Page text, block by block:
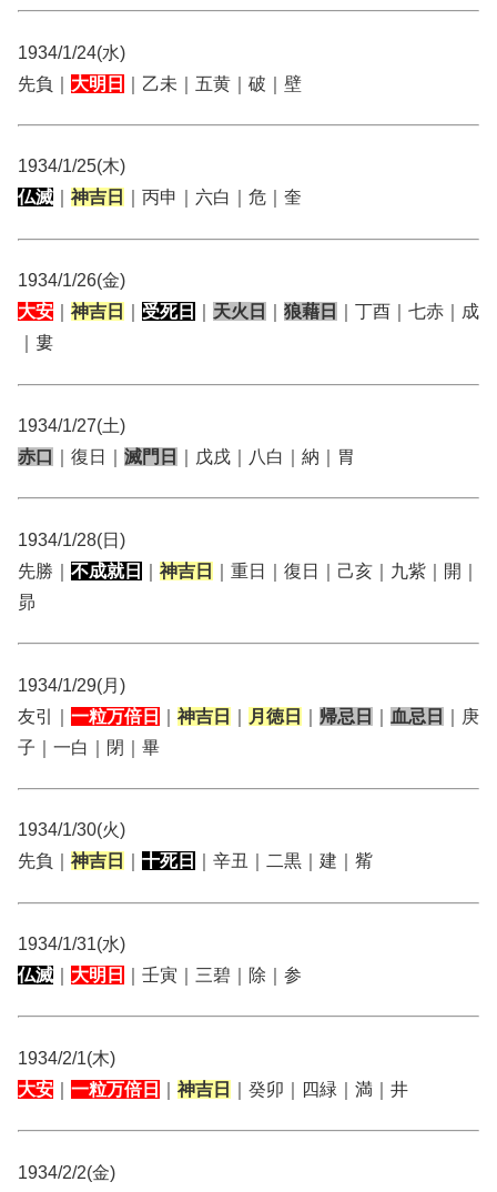
1934/1/24(水)
先負｜ 大明日 ｜乙未｜五黄｜破｜壁
1934/1/25(木)
仏滅
神吉日 ｜丙申｜六白｜危｜奎
1934/1/26(金)
大安
神吉日 受死日 天火日 狼藉日
｜丁酉｜七赤｜成
｜婁
1934/1/27(土)
赤口
｜復日｜ 滅門日 ｜戊戌｜八白｜納｜胃
1934/1/28(日)
先勝｜ 不成就日 神吉日
｜重日｜復日｜己亥｜九紫｜開｜
昴
1934/1/29(月)
友引｜ 一粒万倍日 神吉日 月徳日 帰忌日 血忌日
｜庚
子｜一白｜閉｜畢
1934/1/30(火)
先負｜ 神吉日 十死日 ｜辛丑｜二黒｜建｜觜
1934/1/31(水)
仏滅
大明日 ｜壬寅｜三碧｜除｜参
1934/2/1(木)
大安
一粒万倍日 神吉日 ｜癸卯｜四緑｜満｜井
1934/2/2(金)